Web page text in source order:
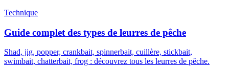
Technique
Guide complet des types de leurres de pêche
Shad, jig, popper, crankbait, spinnerbait, cuillère, stickbait,
swimbait, chatterbait, frog : découvrez tous les leurres de pêche.